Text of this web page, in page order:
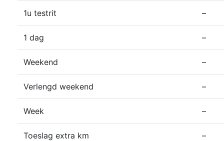
1u testrit –
1 dag –
Weekend –
Verlengd weekend –
Week –
Toeslag extra km –